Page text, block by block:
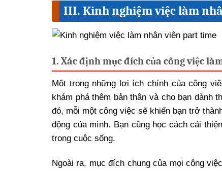
III. Kinh nghiệm việc làm
1. Xác định mục đích của công việc
Một trong những lợi ích chính của công
khám phá thêm bản thân và cho bạn dành
đó, mỗi một công việc sẽ khiến bạn trở
động của mình. Bạn cũng học cách cải
trong cuộc sống.
Ngoài ra, mục đích chung của mọi công